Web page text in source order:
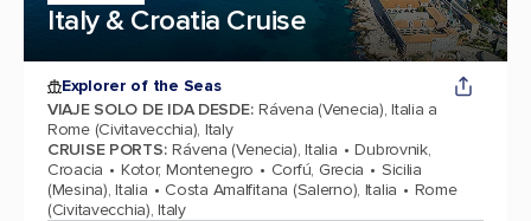
Italy & Croatia Cruise
Explorer of the Seas
VIAJE SOLO DE IDA DESDE: Rávena (Venecia), Italia a
Rome (Civitavecchia), Italy
CRUISE PORTS: Rávena (Venecia), Italia
Dubrovnik,
Croacia
Kotor, Montenegro Corfú, Grecia
Sicilia
(Mesina), Italia
Costa Amalfitana (Salerno), Italia
Rome
(Civitavecchia), Italy